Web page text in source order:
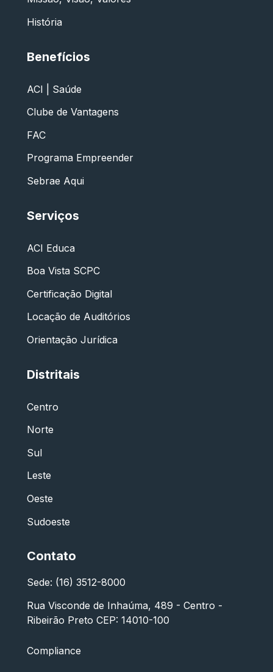
História
Benefícios
ACI | Saúde
Clube de Vantagens
FAC
Programa Empreender
Sebrae Aqui
Serviços
ACI Educa
Boa Vista SCPC
Certificação Digital
Locação de Auditórios
Orientação Jurídica
Distritais
Centro
Norte
Sul
Leste
Oeste
Sudoeste
Contato
Sede: (16) 3512-8000
Rua Visconde de Inhaúma, 489 - Centro -
Ribeirão Preto CEP: 14010-100
Compliance